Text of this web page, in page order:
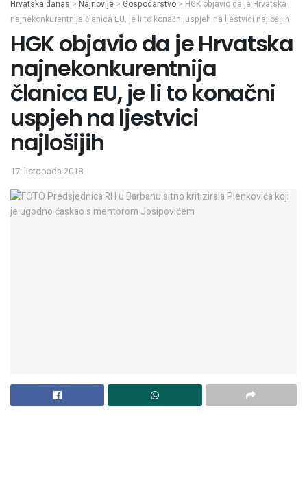
Hrvatska danas > Najnovije > Gospodarstvo > HGK objavio da je Hrvatska
najnekonkurentnija članica EU, je li to konačni uspjeh na ljestvici najlošijih
HGK objavio da je Hrvatska
najnekonkurentnija
članica EU, je li to konačni
uspjeh na ljestvici
najlošijih
17. listopada 2018.